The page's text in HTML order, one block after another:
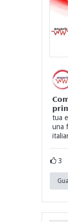
tua
una
3